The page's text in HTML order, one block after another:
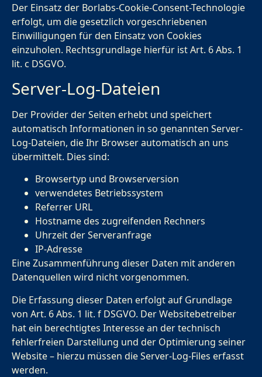
Der Einsatz der Borlabs-Cookie-Consent-Technologie
erfolgt, um die gesetzlich vorgeschriebenen
Einwilligungen für den Einsatz von Cookies
einzuholen. Rechtsgrundlage hierfür ist Art. 6 Abs. 1
lit. c DSGVO.
Server-Log-Dateien
Der Provider der Seiten erhebt und speichert
automatisch Informationen in so genannten Server-
Log-Dateien, die Ihr Browser automatisch an uns
übermittelt. Dies sind:
Browsertyp und Browserversion
verwendetes Betriebssystem
Referrer URL
Hostname des zugreifenden Rechners
Uhrzeit der Serveranfrage
IP-Adresse
Eine Zusammenführung dieser Daten mit anderen
Datenquellen wird nicht vorgenommen.
Die Erfassung dieser Daten erfolgt auf Grundlage
von Art. 6 Abs. 1 lit. f DSGVO. Der Websitebetreiber
hat ein berechtigtes Interesse an der technisch
fehlerfreien Darstellung und der Optimierung seiner
Website – hierzu müssen die Server-Log-Files erfasst
werden.